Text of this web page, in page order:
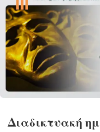
Διαδικτυακή